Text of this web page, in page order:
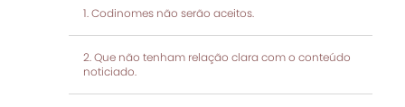
Codinomes não serão aceitos.
Que não tenham relação clara com o conteúdo
noticiado.